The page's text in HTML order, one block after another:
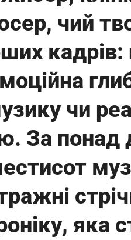
чий
чи
За понад
яка